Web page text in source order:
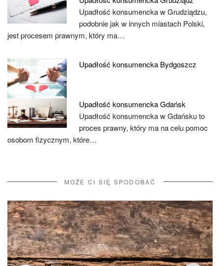
Upadłość konsumencka w Grudziądzu,
podobnie jak w innych miastach Polski,
jest procesem prawnym, który ma…
Upadłość konsumencka Bydgoszcz
Upadłość konsumencka Gdańsk
Upadłość konsumencka w Gdańsku to
proces prawny, który ma na celu pomoc
osobom fizycznym, które…
MOŻE CI SIĘ SPODOBAĆ